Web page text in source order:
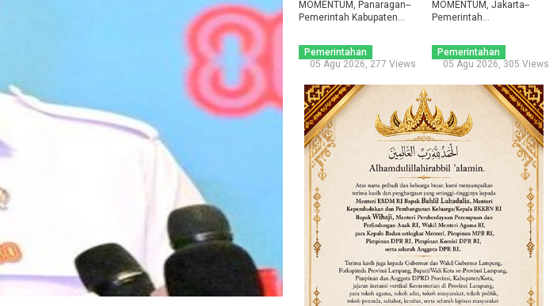
Tubaba
Perpu ...
MOMENTUM, Panaragan--
Pemerintah Kabupaten
Pemerintahan
05 Agu 2026, 277 Views
Akhir
2 ...
MOMENTUM, Jakarta--
Pemerintah
Pemerintahan
05 Agu 2026, 305 Views